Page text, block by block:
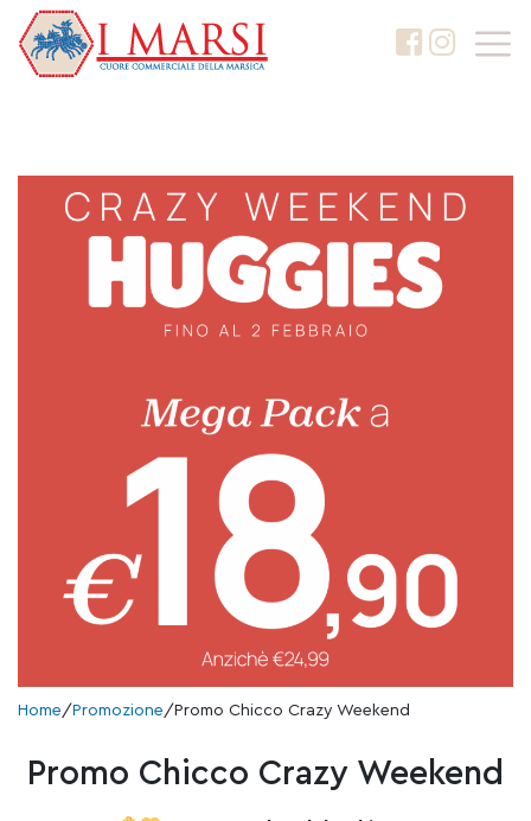
Home /Promozione /Promo Chicco Crazy Weekend
Promo Chicco Crazy Weekend